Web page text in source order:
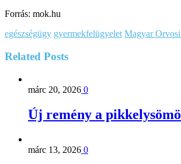
Forrás: mok.hu
egészségügy gyermekfelügyelet Magyar
Related Posts
márc 20, 2026 0
Új remény a
márc 13, 2026 0